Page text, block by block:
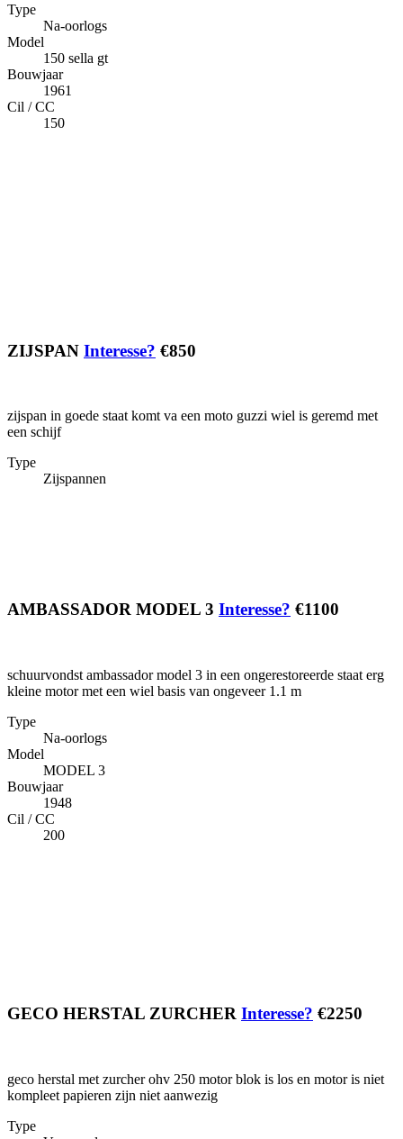
Type
Na-oorlogs
Model
150 sella gt
Bouwjaar
1961
Cil / CC
150
ZIJSPAN Interesse? €850
zijspan in goede staat komt va een moto guzzi wiel is geremd met
een schijf
Type
Zijspannen
AMBASSADOR MODEL 3 Interesse? €1100
schuurvondst ambassador model 3 in een ongerestoreerde staat erg
kleine motor met een wiel basis van ongeveer 1.1 m
Type
Na-oorlogs
Model
MODEL 3
Bouwjaar
1948
Cil / CC
200
GECO HERSTAL ZURCHER Interesse? €2250
geco herstal met zurcher ohv 250 motor blok is los en motor is niet
kompleet papieren zijn niet aanwezig
Type